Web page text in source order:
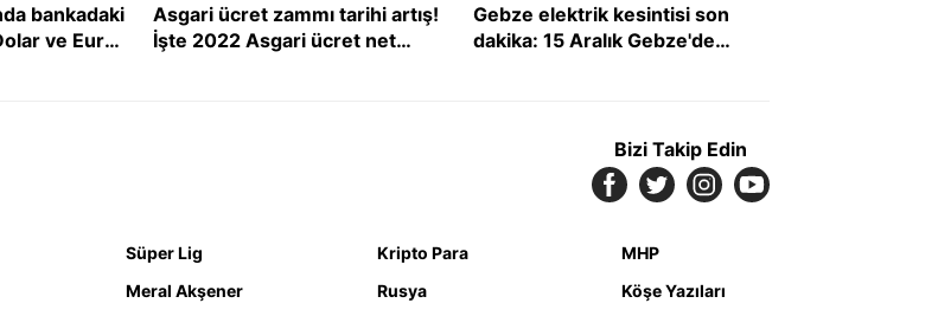
bankadaki
ve Euro
Asgari ücret zammı tarihi artış!
İşte 2022 Asgari ücret net
Gebze elektrik kesintisi son
dakika: 15 Aralık Gebze'de
Bizi Takip Edin
Süper Lig
Meral Akşener
Kripto Para
Rusya
MHP
Köşe Yazıları